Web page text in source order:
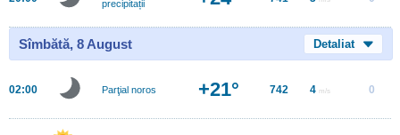
precipitații
Sîmbătă, 8 August Detaliat
02:00 Parţial noros +21° 742 4 m/s 0